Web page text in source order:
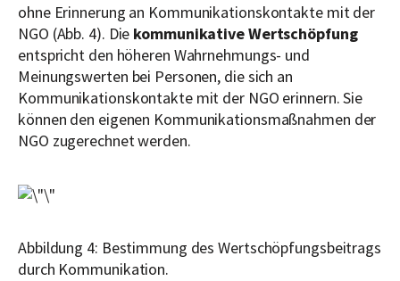
ohne Erinnerung an Kommunikationskontakte mit der
NGO (Abb. 4). Die kommunikative Wertschöpfung
entspricht den höheren Wahrnehmungs- und
Meinungswerten bei Personen, die sich an
Kommunikationskontakte mit der NGO erinnern. Sie
können den eigenen Kommunikationsmaßnahmen der
NGO zugerechnet werden.
Abbildung 4: Bestimmung des Wertschöpfungsbeitrags
durch Kommunikation.